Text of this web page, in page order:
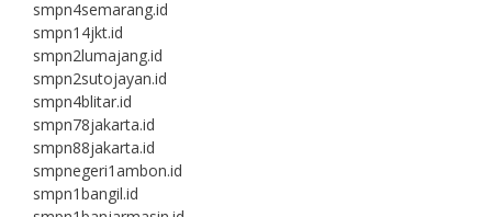
smpn4semarang.id
smpn14jkt.id
smpn2lumajang.id
smpn2sutojayan.id
smpn4blitar.id
smpn78jakarta.id
smpn88jakarta.id
smpnegeri1ambon.id
smpn1bangil.id